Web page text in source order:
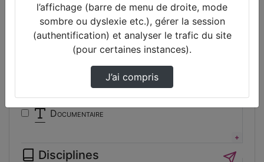
Types
Animation
Conférence
Cours
Documentaire
Interview
Disciplines
l’affichage (barre de menu de droite, mode
sombre ou dyslexie etc.), gérer la session
(authentification) et analyser le trafic du site
(pour certaines instances).
J’ai compris